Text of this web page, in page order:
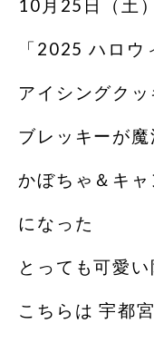
10月25日（土
「2025 ハロウ
アイシングクッ
ブレッキーが
かぼちゃ＆キ
になった
とっても可愛
こちらは 宇都